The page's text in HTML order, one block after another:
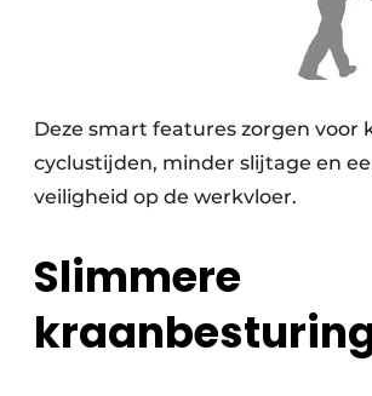
Deze smart features zorgen voor
cyclustijden, minder slijtage en
veiligheid op de werkvloer.
Slimmere